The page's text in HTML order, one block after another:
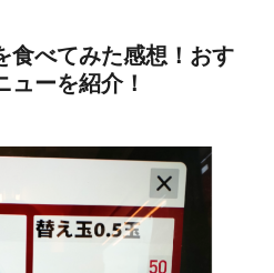
食べてみた感想！おす
ーを紹介！